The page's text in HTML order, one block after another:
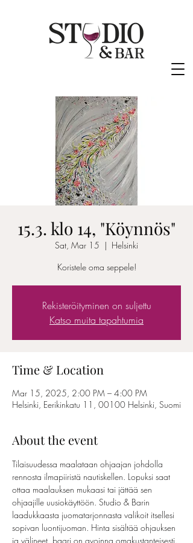
15.3. klo 14, "Köynnös"
Sat, Mar 15
  |
Helsinki
Koristele oma seppele!
Rekisteröityminen on suljettu
Katso muita tapahtumia
Time & Location
Mar 15, 2025, 2:00 PM – 4:00 PM
Helsinki, Eerikinkatu 11, 00100 Helsinki, Suomi
About the event
Tilaisuudessa maalataan ohjaajan johdolla
rennosta ilmapiiristä nautiskellen. Lopuksi saat
ottaa maalauksen mukaasi tai jättää sen
ohjaajille uusiokäyttöön. Studio & Barin
laadukkaasta juomatarjonnasta valikoit itsellesi
sopivan luontijuoman. Hinta sisältää ohjauksen
ja välineet, baari on avoinna omakustanteisesti.